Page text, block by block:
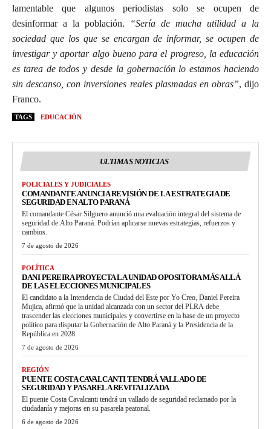
lamentable que algunos periodistas solo se ocupen de
desinformar a la población.
“Sería de mucha utilidad a la
sociedad que los que se encargan de informar, se ocupen de
investigar y aportar algo bueno para el progreso, la educación
es tarea de todos y desde la gobernación lo estamos haciendo
sin descanso, con inversiones reales plasmadas en obras”, dijo
Franco.
TAGS EDUCACIÓN
ULTIMAS NOTICIAS
POLICIALES Y JUDICIALES
COMANDANTE ANUNCIA REVISIÓN DE LA ESTRATEGIA DE
SEGURIDAD EN ALTO PARANÁ
El comandante César Silguero anunció una evaluación integral del sistema de
seguridad de Alto Paraná. Podrían aplicarse nuevas estrategias, refuerzos y
cambios.
7 de agosto de 2026
POLÍTICA
DANI PEREIRA PROYECTA LA UNIDAD OPOSITORA MÁS ALLÁ
DE LAS ELECCIONES MUNICIPALES
El candidato a la Intendencia de Ciudad del Este por Yo Creo, Daniel Pereira
Mujica, afirmó que la unidad alcanzada con un sector del PLRA debe
trascender las elecciones municipales y convertirse en la base de un proyecto
político para disputar la Gobernación de Alto Paraná y la Presidencia de la
República en 2028.
7 de agosto de 2026
REGIÓN
PUENTE COSTA CAVALCANTI TENDRÁ VALLADO DE
SEGURIDAD Y PASARELA REVITALIZADA
El puente Costa Cavalcanti tendrá un vallado de seguridad reclamado por la
ciudadanía y mejoras en su pasarela peatonal.
6 de agosto de 2026